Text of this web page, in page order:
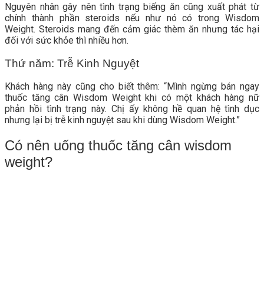
Nguyên nhân gây nên tình trạng biếng ăn cũng xuất phát từ
chính thành phần steroids nếu như nó có trong Wisdom
Weight. Steroids mang đến cảm giác thèm ăn nhưng tác hại
đối với sức khỏe thì nhiều hơn.
Thứ năm: Trễ Kinh Nguyệt
Khách hàng này cũng cho biết thêm: “Mình ngừng bán ngay
thuốc tăng cân Wisdom Weight khi có một khách hàng nữ
phản hồi tình trạng này. Chị ấy không hề quan hệ tình dục
nhưng lại bị trễ kinh nguyệt sau khi dùng Wisdom Weight.”
Có nên uống thuốc tăng cân wisdom
weight?